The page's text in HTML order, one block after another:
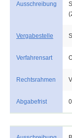
Ausschreibung
Vergabestelle
Verfahrensart
Rechtsrahmen
Abgabefrist